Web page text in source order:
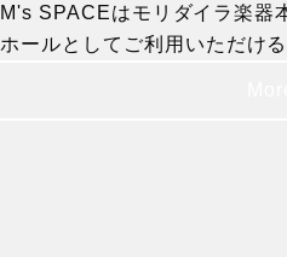
M's SPACEはモリダイラ楽器
ホールとしてご利用いただけ